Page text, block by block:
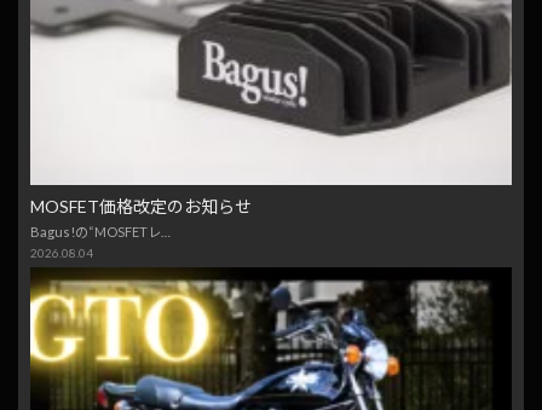
MOSFET価格改定のお知らせ
Bagus!の“MOSFETレ…
2026.08.04